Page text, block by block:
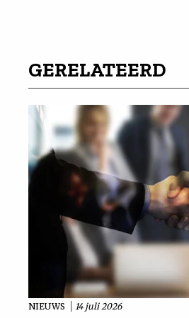
GERELATEERD
NIEUWS 14 juli 2026